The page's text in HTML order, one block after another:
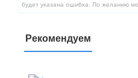
будет указана ошибка. По желанию
Рекомендуем